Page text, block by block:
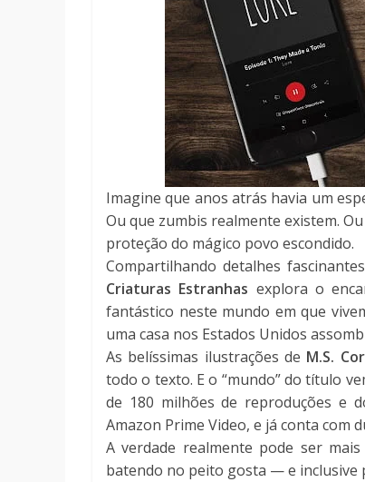
Imagine que anos atrás havia um
Ou que zumbis realmente existem.
proteção do mágico povo escondido.
Compartilhando detalhes
Criaturas Estranhas explora o
fantástico neste mundo em que
uma casa nos Estados Unidos
As belíssimas ilustrações de M.S.
todo o texto. E o “mundo” do título
de 180 milhões de reproduções e
Amazon Prime Video, e já conta com
A verdade realmente pode ser
batendo no peito gosta — e inclusive